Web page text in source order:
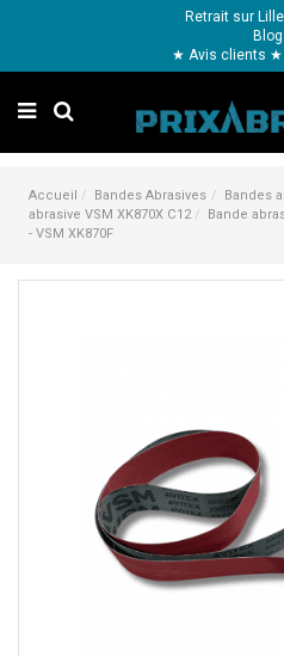
Retrait sur
Blog
★ Avis clients
Accueil Bandes Abrasives Bandes
abrasive VSM XK870X C12
Bande
- VSM XK870F